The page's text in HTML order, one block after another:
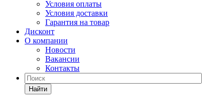
Условия оплаты
Условия доставки
Гарантия на товар
Дисконт
О компании
Новости
Вакансии
Контакты
Найти